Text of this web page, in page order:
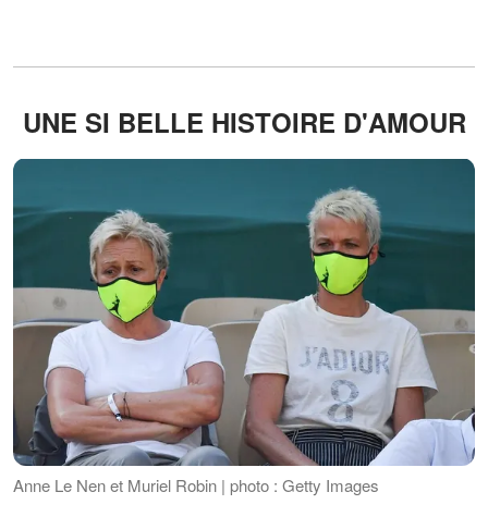
UNE SI BELLE HISTOIRE D'AMOUR
Anne Le Nen et Muriel Robin | photo : Getty Images